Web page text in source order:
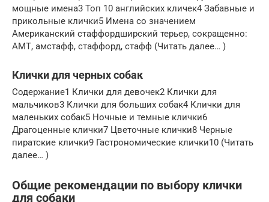
мощные имена3 Топ 10 английских кличек4 Забавные и
прикольные клички5 Имена со значением
Американский стаффордширский терьер, сокращенно:
АМТ, амстафф, стаффорд, стафф (Читать далее… )
Клички для черных собак
Содержание1 Клички для девочек2 Клички для
мальчиков3 Клички для больших собак4 Клички для
маленьких собак5 Ночные и темные клички6
Драгоценные клички7 Цветочные клички8 Черные
пиратские клички9 Гастрономические клички10 (Читать
далее… )
Общие рекомендации по выбору клички
для собаки